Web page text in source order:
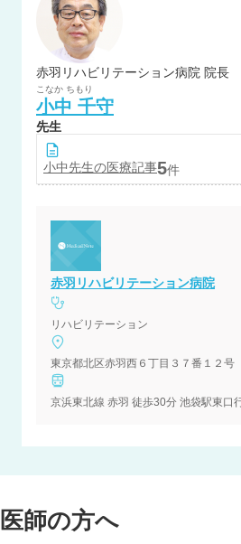
赤羽リハビリテーション病院 院長
こなか ちもり
小中 千守
先生
小中先生の医療記事5件
赤羽リハビリテーション病院
リハビリテーション
東京都北区赤羽西６丁目３７番１２号
京浜東北線 赤羽 徒歩30分 池袋駅東口
医師の方へ